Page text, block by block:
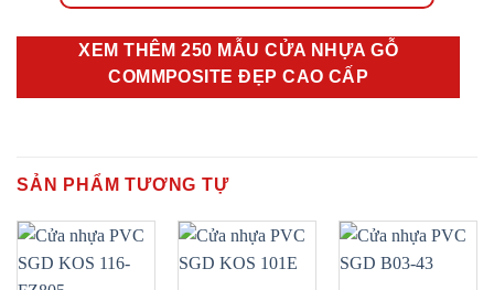
XEM THÊM 250 MẪU CỬA NHỰA GỖ
COMMPOSITE ĐẸP CAO CẤP
SẢN PHẨM TƯƠNG TỰ